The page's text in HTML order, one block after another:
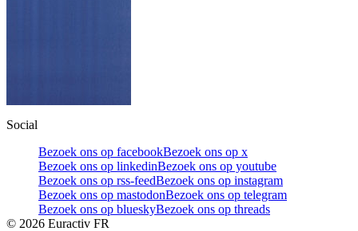
Social
Bezoek ons op facebookBezoek ons op x
Bezoek ons op linkedinBezoek ons op youtube
Bezoek ons op rss-feedBezoek ons op instagram
Bezoek ons op mastodonBezoek ons op telegram
Bezoek ons op blueskyBezoek ons op threads
© 2026 Euractiv FR